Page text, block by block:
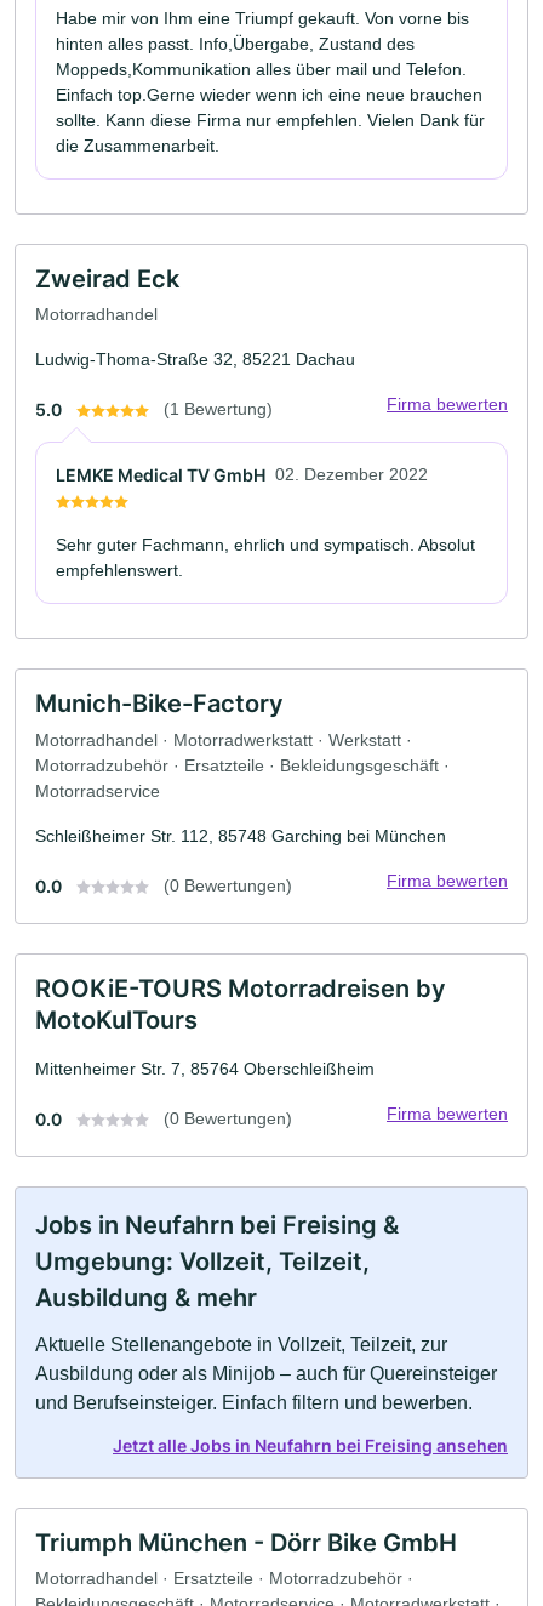
Habe mir von Ihm eine Triumpf gekauft. Von vorne bis
hinten alles passt. Info,Übergabe, Zustand des
Moppeds,Kommunikation alles über mail und Telefon.
Einfach top.Gerne wieder wenn ich eine neue brauchen
sollte. Kann diese Firma nur empfehlen. Vielen Dank für
die Zusammenarbeit.
Zweirad Eck
Motorradhandel
Ludwig-Thoma-Straße 32, 85221 Dachau
5.0 (1 Bewertung) Firma bewerten
LEMKE Medical TV GmbH 02. Dezember 2022
Sehr guter Fachmann, ehrlich und sympatisch. Absolut
empfehlenswert.
Munich-Bike-Factory
Motorradhandel · Motorradwerkstatt · Werkstatt ·
Motorradzubehör · Ersatzteile · Bekleidungsgeschäft ·
Motorradservice
Schleißheimer Str. 112, 85748 Garching bei München
0.0 (0 Bewertungen) Firma bewerten
ROOKiE-TOURS Motorradreisen by
MotoKulTours
Mittenheimer Str. 7, 85764 Oberschleißheim
0.0 (0 Bewertungen) Firma bewerten
Jobs in Neufahrn bei Freising &
Umgebung: Vollzeit, Teilzeit,
Ausbildung & mehr
Aktuelle Stellenangebote in Vollzeit, Teilzeit, zur
Ausbildung oder als Minijob – auch für Quereinsteiger
und Berufseinsteiger. Einfach filtern und bewerben.
Jetzt alle Jobs in Neufahrn bei Freising ansehen
Triumph München - Dörr Bike GmbH
Motorradhandel · Ersatzteile · Motorradzubehör ·